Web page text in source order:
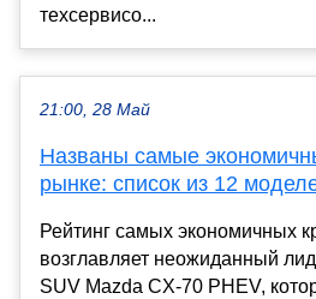
техсервисо...
21:00, 28 Май
Названы самые
рынке: список из 12
Рейтинг самых экономичных
возглавляет неожиданный
SUV Mazda CX-70 PHEV,